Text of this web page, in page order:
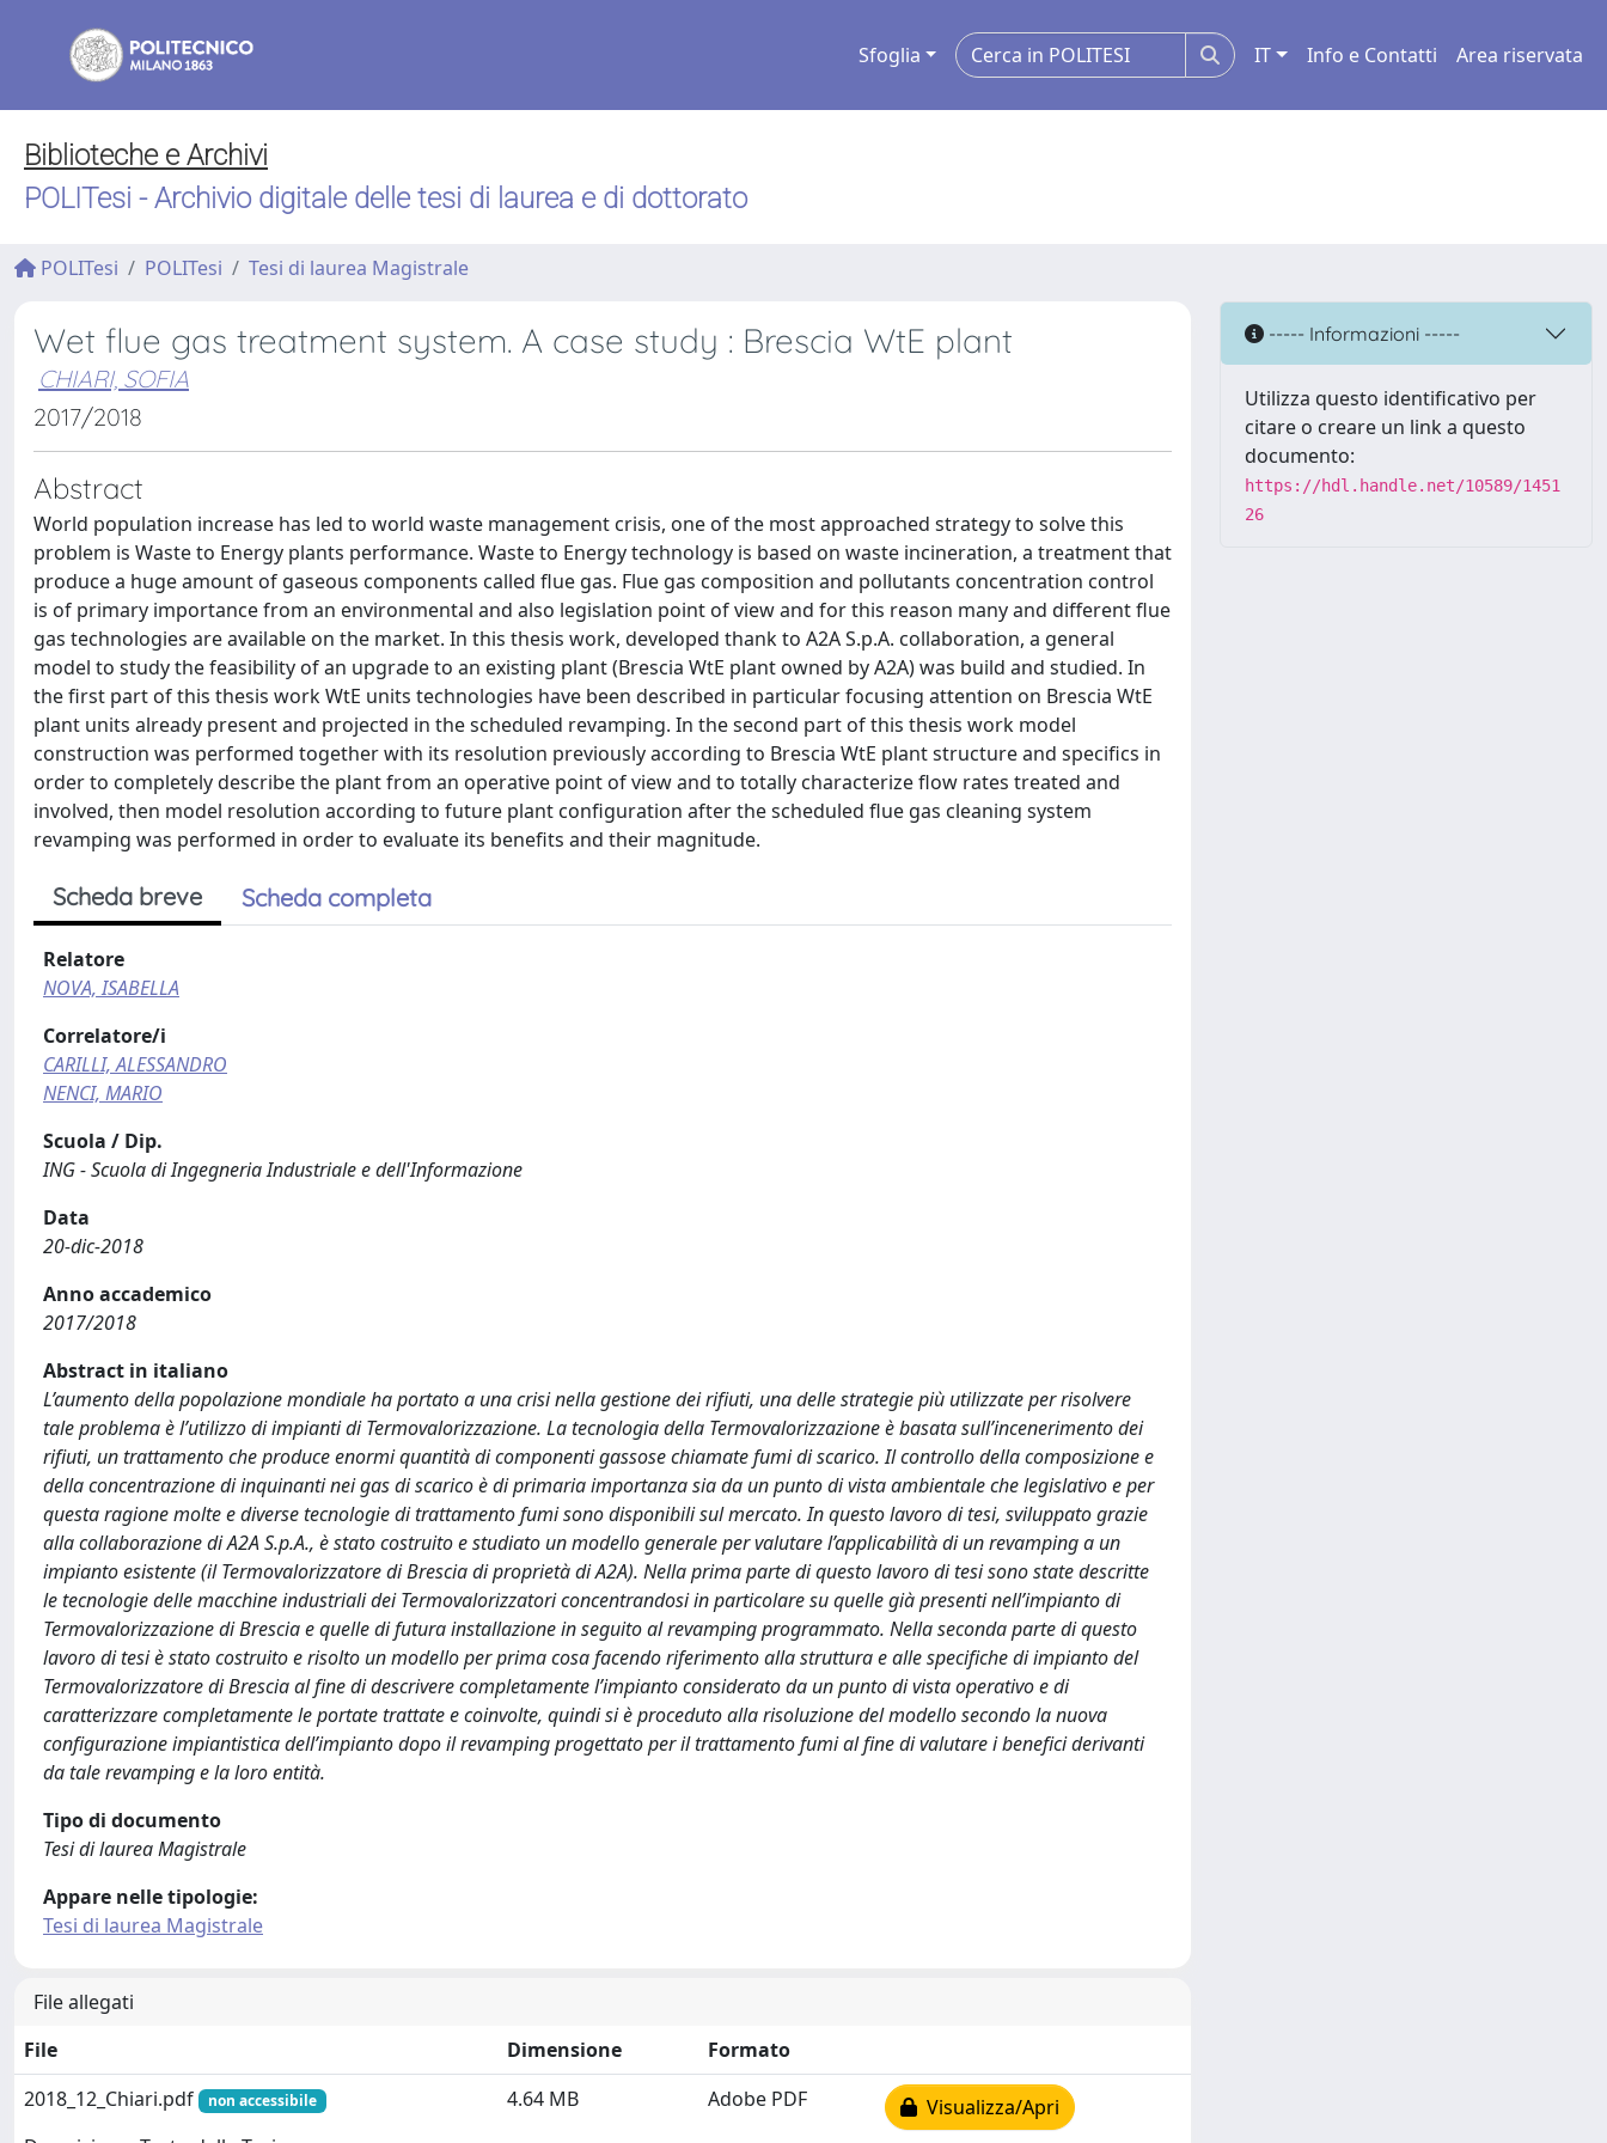
Sfoglia IT Info e Contatti Area riservata
Biblioteche e Archivi
POLITesi - Archivio digitale delle tesi di laurea e di dottorato
POLITesi POLITesi Tesi di laurea Magistrale
Wet flue gas treatment system. A case study : Brescia WtE plant
CHIARI, SOFIA
2017/2018
Abstract
World population increase has led to world waste management crisis, one of the most approached strategy to solve this
problem is Waste to Energy plants performance. Waste to Energy technology is based on waste incineration, a treatment that
produce a huge amount of gaseous components called flue gas. Flue gas composition and pollutants concentration control
is of primary importance from an environmental and also legislation point of view and for this reason many and different flue
gas technologies are available on the market. In this thesis work, developed thank to A2A S.p.A. collaboration, a general
model to study the feasibility of an upgrade to an existing plant (Brescia WtE plant owned by A2A) was build and studied. In
the first part of this thesis work WtE units technologies have been described in particular focusing attention on Brescia WtE
plant units already present and projected in the scheduled revamping. In the second part of this thesis work model
construction was performed together with its resolution previously according to Brescia WtE plant structure and specifics in
order to completely describe the plant from an operative point of view and to totally characterize flow rates treated and
involved, then model resolution according to future plant configuration after the scheduled flue gas cleaning system
revamping was performed in order to evaluate its benefits and their magnitude.
Scheda breve Scheda completa
Relatore
NOVA, ISABELLA
Correlatore/i
CARILLI, ALESSANDRO
NENCI, MARIO
Scuola / Dip.
ING - Scuola di Ingegneria Industriale e dell'Informazione
Data
20-dic-2018
Anno accademico
2017/2018
Abstract in italiano
L’aumento della popolazione mondiale ha portato a una crisi nella gestione dei rifiuti, una delle strategie più utilizzate per risolvere
tale problema è l’utilizzo di impianti di Termovalorizzazione. La tecnologia della Termovalorizzazione è basata sull’incenerimento dei
rifiuti, un trattamento che produce enormi quantità di componenti gassose chiamate fumi di scarico. Il controllo della composizione e
della concentrazione di inquinanti nei gas di scarico è di primaria importanza sia da un punto di vista ambientale che legislativo e per
questa ragione molte e diverse tecnologie di trattamento fumi sono disponibili sul mercato. In questo lavoro di tesi, sviluppato grazie
alla collaborazione di A2A S.p.A., è stato costruito e studiato un modello generale per valutare l’applicabilità di un revamping a un
impianto esistente (il Termovalorizzatore di Brescia di proprietà di A2A). Nella prima parte di questo lavoro di tesi sono state descritte
le tecnologie delle macchine industriali dei Termovalorizzatori concentrandosi in particolare su quelle già presenti nell’impianto di
Termovalorizzazione di Brescia e quelle di futura installazione in seguito al revamping programmato. Nella seconda parte di questo
lavoro di tesi è stato costruito e risolto un modello per prima cosa facendo riferimento alla struttura e alle specifiche di impianto del
Termovalorizzatore di Brescia al fine di descrivere completamente l’impianto considerato da un punto di vista operativo e di
caratterizzare completamente le portate trattate e coinvolte, quindi si è proceduto alla risoluzione del modello secondo la nuova
configurazione impiantistica dell’impianto dopo il revamping progettato per il trattamento fumi al fine di valutare i benefici derivanti
da tale revamping e la loro entità.
Tipo di documento
Tesi di laurea Magistrale
Appare nelle tipologie:
Tesi di laurea Magistrale
File allegati
File
Dimensione
Formato
2018_12_Chiari.pdf
non accessibile 4.64 MB Adobe PDF Visualizza/Apri
----- Informazioni -----
Utilizza questo identificativo per
citare o creare un link a questo
documento:
https://hdl.handle.net/10589/1451
26